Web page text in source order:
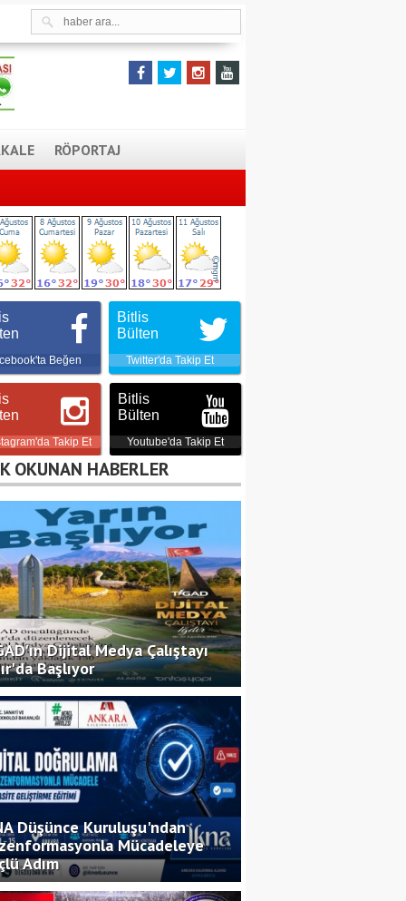
RÖPORTAJ
Beğen
Bitlis
Bülten
Twitter'da Takip Et
Takip Et
Bitlis
Bülten
Youtube'da Takip Et
OKUNAN HABERLER
Dijital Medya Çalıştayı
Başlıyor
Düşünce Kuruluşu'ndan
Mücadeleye
Adım
Tasarrufun İptali
Davaları ve Yargıtay
Uygulaması
Av. Musa Tuğa
Ramazan Ayında
Beslenme
Dyt. Belçim Şüheda Gül
Yeme Bozuklukları
Psikolog Ayşenur Aydın
Dünya Bitlisliler
Günü Kutlu Olsun!